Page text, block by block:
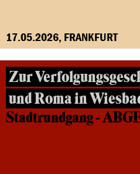
17.05.2026, FRANKFURT
Zur
und Roma in
Stadtrundgang -